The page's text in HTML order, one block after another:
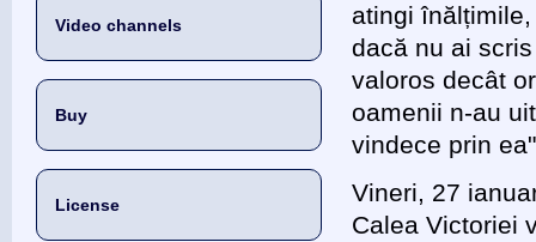
Video channels
Buy
License
atingi
dacă nu ai
valoros decât
oamenii n-au
vindece prin
Vineri, 27
Calea Victoriei